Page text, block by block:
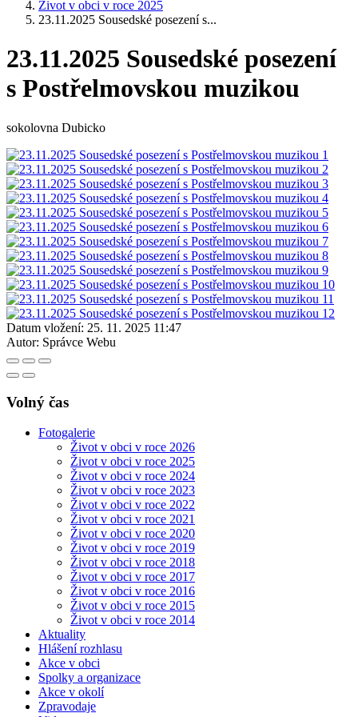
Život v obci v roce 2025
23.11.2025 Sousedské posezení s...
23.11.2025 Sousedské posezení
s Postřelmovskou muzikou
sokolovna Dubicko
Datum vložení: 25. 11. 2025 11:47
Autor: Správce Webu
Volný čas
Fotogalerie
Život v obci v roce 2026
Život v obci v roce 2025
Život v obci v roce 2024
Život v obci v roce 2023
Život v obci v roce 2022
Život v obci v roce 2021
Život v obci v roce 2020
Život v obci v roce 2019
Život v obci v roce 2018
Život v obci v roce 2017
Život v obci v roce 2016
Život v obci v roce 2015
Život v obci v roce 2014
Aktuality
Hlášení rozhlasu
Akce v obci
Spolky a organizace
Akce v okolí
Zpravodaje